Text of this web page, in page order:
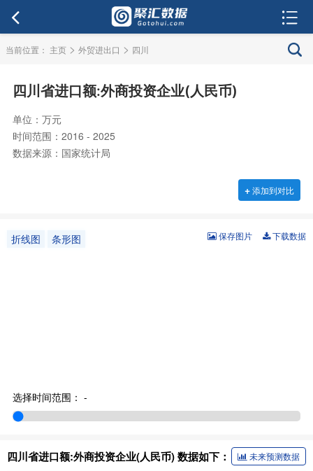
当前位置： 主页 > 外贸进出口 > 四川
四川省进口额:外商投资企业(人民币)
单位：万元
时间范围：2016 - 2025
数据来源：国家统计局
+添加到对比
折线图 条形图 下载数据
保存图片
选择时间范围： -
四川省进口额:外商投资企业(人民币) 数据如下： 未来预测数据